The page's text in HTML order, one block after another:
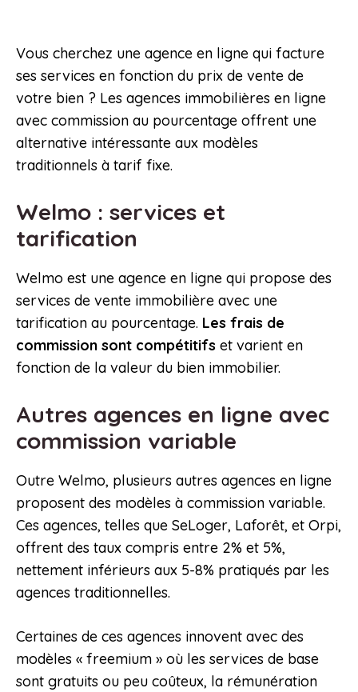
Vous cherchez une agence en ligne qui facture
ses services en fonction du prix de vente de
votre bien ? Les agences immobilières en ligne
avec commission au pourcentage offrent une
alternative intéressante aux modèles
traditionnels à tarif fixe.
Welmo : services et
tarification
Welmo est une agence en ligne qui propose des
services de vente immobilière avec une
tarification au pourcentage. Les frais de
commission sont compétitifs et varient en
fonction de la valeur du bien immobilier.
Autres agences en ligne avec
commission variable
Outre Welmo, plusieurs autres agences en ligne
proposent des modèles à commission variable.
Ces agences, telles que SeLoger, Laforêt, et Orpi,
offrent des taux compris entre 2% et 5%,
nettement inférieurs aux 5-8% pratiqués par les
agences traditionnelles.
Certaines de ces agences innovent avec des
modèles « freemium » où les services de base
sont gratuits ou peu coûteux, la rémunération